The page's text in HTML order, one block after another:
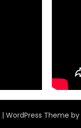
| WordPress Theme by